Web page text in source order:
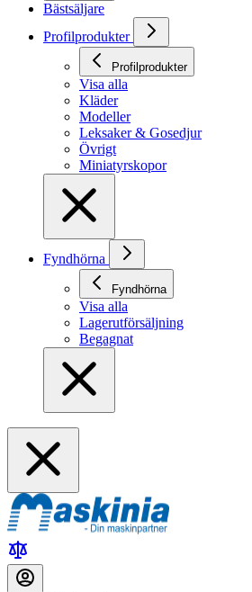
Bästsäljare
Profilprodukter
Profilprodukter
Visa alla
Kläder
Modeller
Leksaker & Gosedjur
Övrigt
Miniatyrskopor
Fyndhörna
Fyndhörna
Visa alla
Lagerutförsäljning
Begagnat